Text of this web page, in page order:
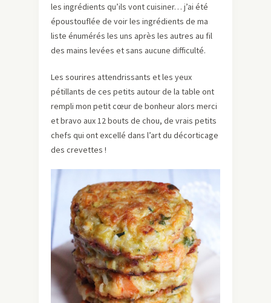
les ingrédients qu’ils vont cuisiner… j’ai été
époustouflée de voir les ingrédients de ma
liste énumérés les uns après les autres au fil
des mains levées et sans aucune difficulté.
Les sourires attendrissants et les yeux
pétillants de ces petits autour de la table ont
rempli mon petit cœur de bonheur alors merci
et bravo aux 12 bouts de chou, de vrais petits
chefs qui ont excellé dans l’art du décorticage
des crevettes !